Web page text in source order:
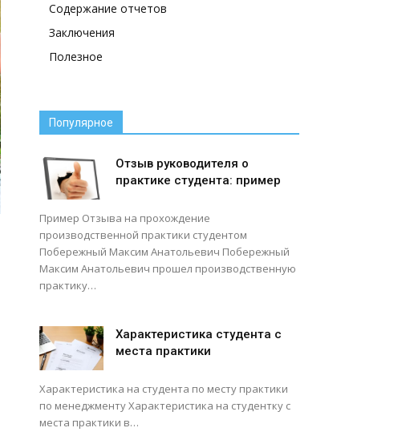
Содержание отчетов
Заключения
Полезное
Популярное
Отзыв руководителя о
практике студента: пример
Пример Отзыва на прохождение
производственной практики студентом
Побережный Максим Анатольевич Побережный
Максим Анатольевич прошел производственную
практику…
Характеристика студента с
места практики
Характеристика на студента по месту практики
по менеджменту Характеристика на студентку с
места практики в…